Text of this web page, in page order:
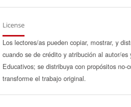
License
Los lectores/as pueden copiar, mostrar, y
cuando se de crédito y atribución al autor/
Educativos; se distribuya con propósitos no-
transforme el trabajo original.